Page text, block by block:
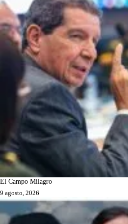
El Campo Milagro
9 agosto, 2026